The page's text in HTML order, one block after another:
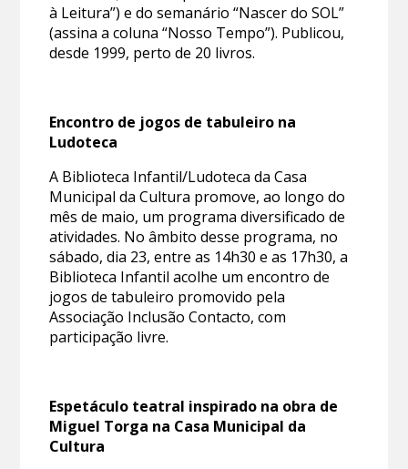
à Leitura”) e do semanário “Nascer do SOL”
(assina a coluna “Nosso Tempo”). Publicou,
desde 1999, perto de 20 livros.
Encontro de jogos de tabuleiro na
Ludoteca
A Biblioteca Infantil/Ludoteca da Casa
Municipal da Cultura promove, ao longo do
mês de maio, um programa diversificado de
atividades. No âmbito desse programa, no
sábado, dia 23, entre as 14h30 e as 17h30, a
Biblioteca Infantil acolhe um encontro de
jogos de tabuleiro promovido pela
Associação Inclusão Contacto, com
participação livre.
Espetáculo teatral inspirado na obra de
Miguel Torga na Casa Municipal da
Cultura